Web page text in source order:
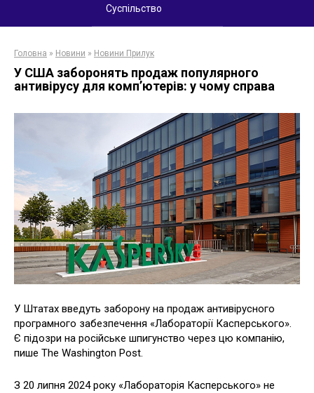
Суспільство
Головна » Новини » Новини Прилук
У США заборонять продаж популярного
антивірусу для комп’ютерів: у чому справа
У Штатах введуть заборону на продаж антивірусного
програмного забезпечення «Лабораторії Касперського».
Є підозри на російське шпигунство через цю компанію,
пише The Washington Post.
З 20 липня 2024 року «Лабораторія Касперського» не